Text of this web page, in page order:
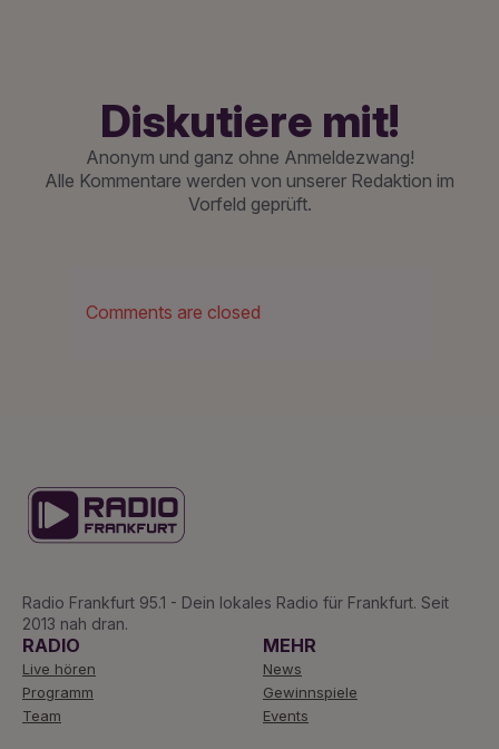
Diskutiere mit!
Anonym und ganz ohne Anmeldezwang!
Alle Kommentare werden von unserer Redaktion im
Vorfeld geprüft.
Comments are closed
Radio Frankfurt 95.1 - Dein lokales Radio für Frankfurt. Seit
2013 nah dran.
RADIO
Live hören
Programm
Team
MEHR
News
Gewinnspiele
Events